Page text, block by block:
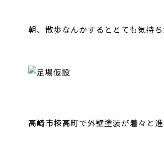
朝、散歩なんかするととても気持
高崎市棟高町で外壁塗装が着々と進